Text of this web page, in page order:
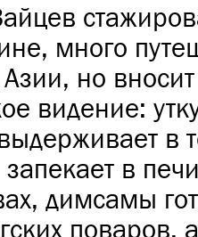
много
но
видение:
в
в
димсамы